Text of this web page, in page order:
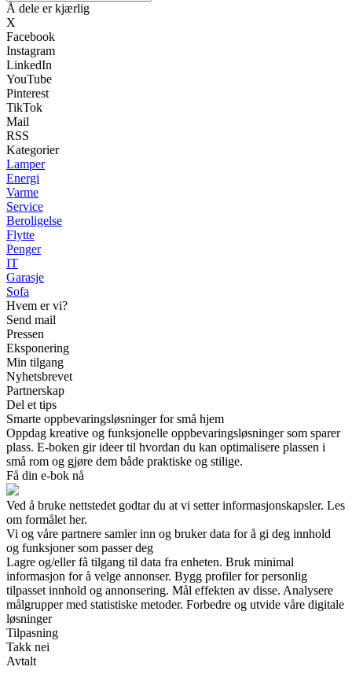
Å dele er kjærlig
X
Facebook
Instagram
LinkedIn
YouTube
Pinterest
TikTok
Mail
RSS
Kategorier
Lamper
Energi
Varme
Service
Beroligelse
Flytte
Penger
IT
Garasje
Sofa
Hvem er vi?
Send mail
Pressen
Eksponering
Min tilgang
Nyhetsbrevet
Partnerskap
Del et tips
Smarte oppbevaringsløsninger for små hjem
Oppdag kreative og funksjonelle oppbevaringsløsninger som sparer
plass. E-boken gir ideer til hvordan du kan optimalisere plassen i
små rom og gjøre dem både praktiske og stilige.
Få din e-bok nå
Ved å bruke nettstedet godtar du at vi setter informasjonskapsler. Les
om formålet her.
Vi og våre partnere samler inn og bruker data for å gi deg innhold
og funksjoner som passer deg
Lagre og/eller få tilgang til data fra enheten. Bruk minimal
informasjon for å velge annonser. Bygg profiler for personlig
tilpasset innhold og annonsering. Mål effekten av disse. Analysere
målgrupper med statistiske metoder. Forbedre og utvide våre digitale
løsninger
Tilpasning
Takk nei
Avtalt